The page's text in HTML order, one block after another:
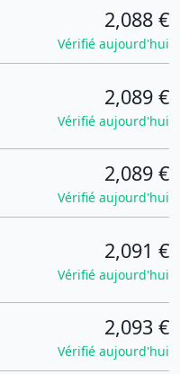
2,088 €
Vérifié aujourd'hui
2,089 €
Vérifié aujourd'hui
2,089 €
Vérifié aujourd'hui
2,091 €
Vérifié aujourd'hui
2,093 €
Vérifié aujourd'hui